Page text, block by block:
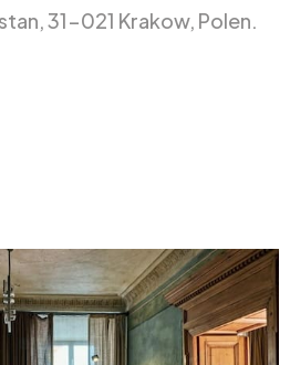
31-021 Krakow, Polen.